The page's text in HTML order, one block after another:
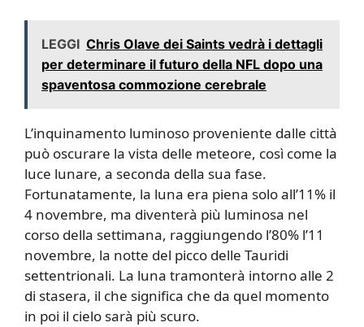
LEGGI Chris Olave dei Saints vedrà i dettagli
per determinare il futuro della NFL dopo una
spaventosa commozione cerebrale
L’inquinamento luminoso proveniente dalle città
può oscurare la vista delle meteore, così come la
luce lunare, a seconda della sua fase.
Fortunatamente, la luna era piena solo all’11% il
4 novembre, ma diventerà più luminosa nel
corso della settimana, raggiungendo l’80% l’11
novembre, la notte del picco delle Tauridi
settentrionali. La luna tramonterà intorno alle 2
di stasera, il che significa che da quel momento
in poi il cielo sarà più scuro.